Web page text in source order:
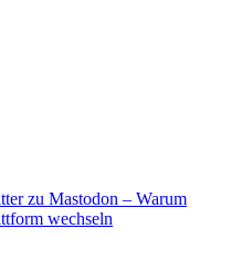
zu Mastodon – Warum
wechseln